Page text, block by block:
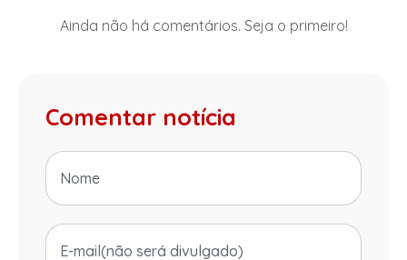
Ainda não há comentários. Seja o primeiro!
Comentar notícia